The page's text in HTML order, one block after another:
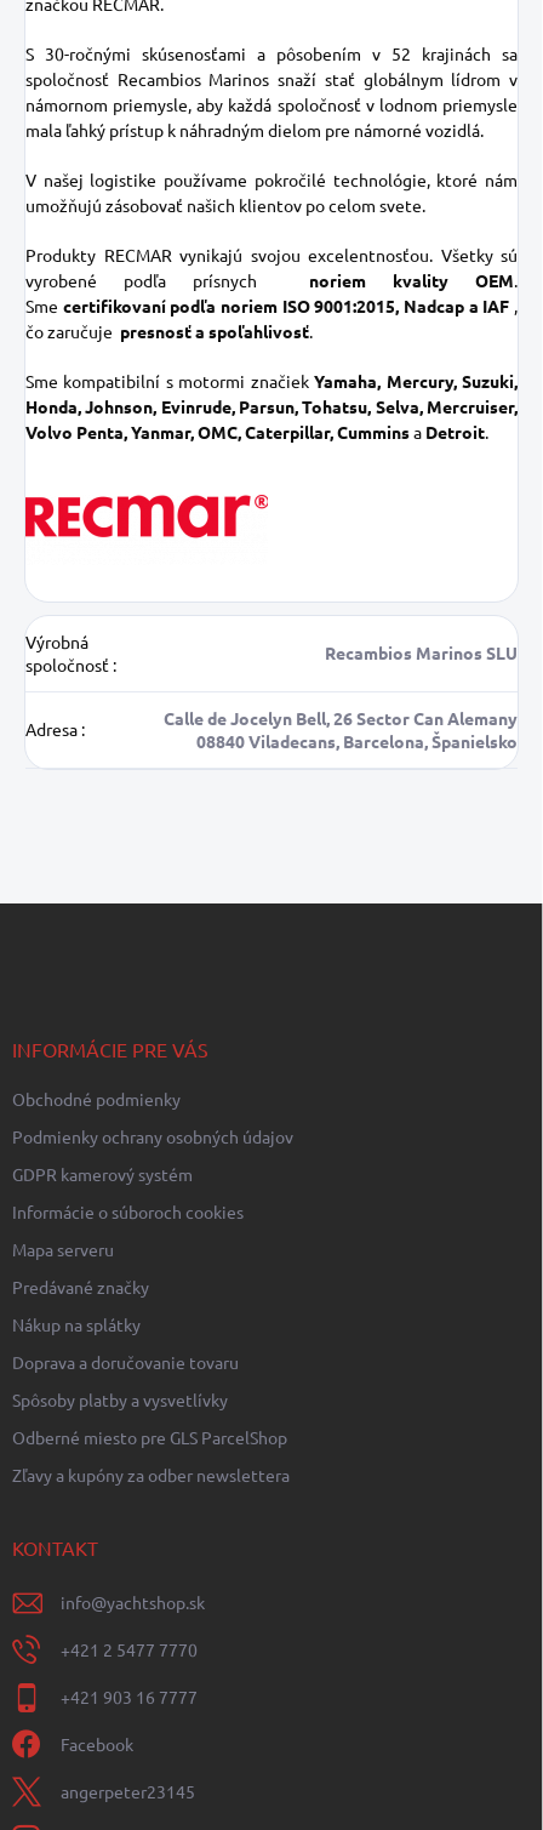
S 30-ročnými skúsenosťami a pôsobením v 52 krajinách sa
spoločnosť Recambios Marinos snaží stať globálnym lídrom v
námornom priemysle, aby každá spoločnosť v lodnom priemysle
mala ľahký prístup k náhradným dielom pre námorné vozidlá.
V našej logistike používame pokročilé technológie, ktoré nám
umožňujú zásobovať našich klientov po celom svete.
Produkty RECMAR vynikajú svojou excelentnosťou. Všetky sú
vyrobené podľa prísnych
noriem kvality OEM.
Sme certifikovaní podľa noriem ISO 9001:2015, Nadcap a IAF ,
čo zaručuje presnosť a spoľahlivosť.
Sme kompatibilní s motormi značiekYamaha, Mercury, Suzuki,
Honda, Johnson, Evinrude, Parsun, Tohatsu, Selva, Mercruiser,
Volvo Penta, Yanmar, OMC, Caterpillar, Cumminsa Detroit.
Výrobná
spoločnosť :
Recambios Marinos SLU
Adresa :
Calle de Jocelyn Bell, 26 Sector Can Alemany
08840 Viladecans, Barcelona, Španielsko
INFORMÁCIE PRE VÁS
Obchodné podmienky
Podmienky ochrany osobných údajov
GDPR kamerový systém
Informácie o súboroch cookies
Mapa serveru
Predávané značky
Nákup na splátky
Doprava a doručovanie tovaru
Spôsoby platby a vysvetlívky
Odberné miesto pre GLS ParcelShop
Zľavy a kupóny za odber newslettera
KONTAKT
info@yachtshop.sk
+421 2 5477 7770
+421 903 16 7777
Facebook
angerpeter23145